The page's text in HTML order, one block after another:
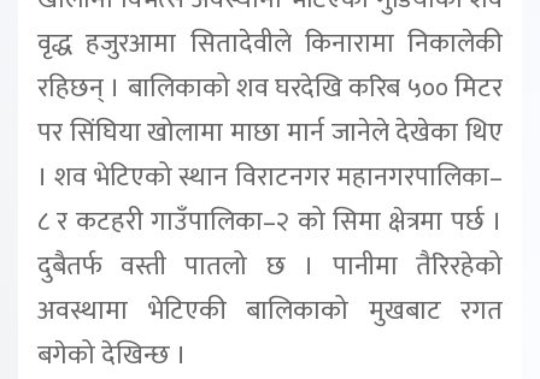
वृद्ध हजुरआमा सितादेवीले किनारामा निकालेकी
रहिछन् । बालिकाको शव घरदेखि करिब ५०० मिटर
पर सिंघिया खोलामा माछा मार्न जानेले देखेका थिए
। शव भेटिएको स्थान विराटनगर महानगरपालिका–
८ र कटहरी गाउँपालिका–२ को सिमा क्षेत्रमा पर्छ ।
दुबैतर्फ वस्ती पातलो छ । पानीमा तैरिरहेको
अवस्थामा भेटिएकी बालिकाको मुखबाट रगत
बगेको देखिन्छ ।